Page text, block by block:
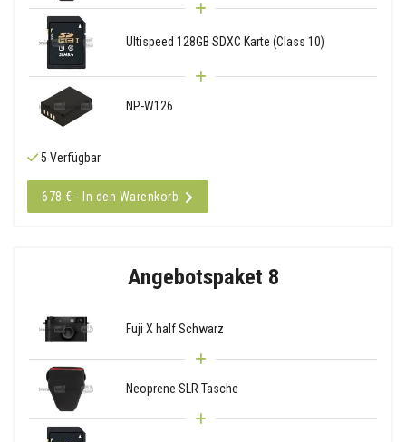
Ultispeed 128GB SDXC Karte (Class 10)
NP-W126
5 Verfügbar
678 € - In den Warenkorb
Angebotspaket 8
Fuji X half Schwarz
Neoprene SLR Tasche